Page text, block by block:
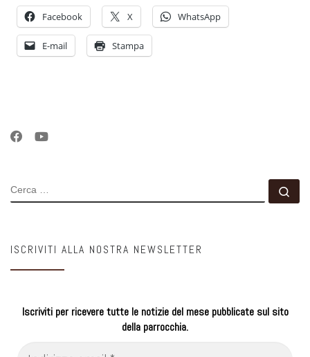
Facebook X WhatsApp
E-mail Stampa
CERCA
ISCRIVITI ALLA NOSTRA NEWSLETTER
Iscriviti per ricevere tutte le notizie del mese pubblicate sul sito
della parrocchia.